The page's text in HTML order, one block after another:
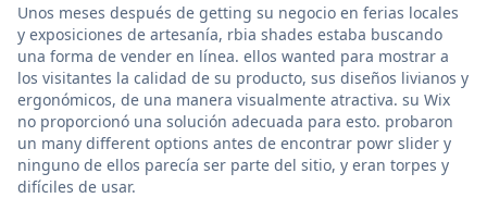
Unos meses después de getting su negocio en ferias locales
y exposiciones de artesanía, rbia shades estaba buscando
una forma de vender en línea. ellos wanted para mostrar a
los visitantes la calidad de su producto, sus diseños livianos y
ergonómicos, de una manera visualmente atractiva. su Wix
no proporcionó una solución adecuada para esto. probaron
un many different options antes de encontrar powr slider y
ninguno de ellos parecía ser parte del sitio, y eran torpes y
difíciles de usar.